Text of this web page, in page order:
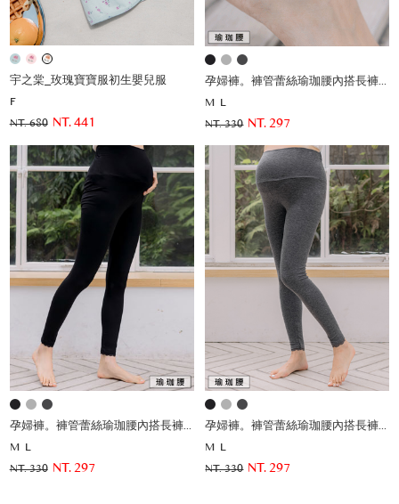
宇之棠_玫瑰寶寶服初生嬰兒服
F
NT. 680 NT. 441
孕婦褲。褲管蕾絲瑜珈腰內搭長褲(薄)
M L
NT. 330 NT. 297
孕婦褲。褲管蕾絲瑜珈腰內搭長褲(薄)
M L
NT. 330 NT. 297
孕婦褲。褲管蕾絲瑜珈腰內搭長褲(薄)
M L
NT. 330 NT. 297